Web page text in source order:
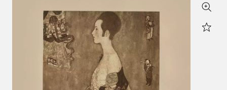
Zoom
Star